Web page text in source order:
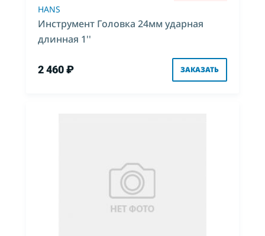
HANS
Инструмент Головка 24мм ударная
длинная 1''
2 460 ₽ ЗАКАЗАТЬ